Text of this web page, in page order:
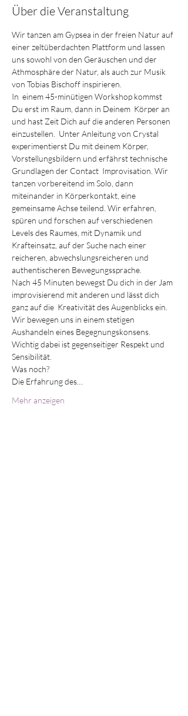
Über die Veranstaltung
Wir tanzen am Gypsea in der freien Natur auf
einer zeltüberdachten Plattform und lassen
uns sowohl von den Geräuschen und der
Athmosphäre der Natur, als auch zur Musik
von Tobias Bischoff inspirieren.
In  einem 45-minütigen Workshop kommst
Du erst im Raum, dann in Deinem  Körper an
und hast Zeit Dich auf die anderen Personen
einzustellen.  Unter Anleitung von Crystal
experimentierst Du mit deinem Körper,
Vorstellungsbildern und erfährst technische
Grundlagen der Contact  Improvisation. Wir
tanzen vorbereitend im Solo, dann
miteinander in Körperkontakt, eine
gemeinsame Achse teilend. Wir erfahren,
spüren und forschen auf verschiedenen
Levels des Raumes, mit Dynamik und
Krafteinsatz, auf der Suche nach einer
reicheren, abwechslungsreicheren und
authentischeren Bewegungssprache.
Nach 45 Minuten bewegst Du dich in der Jam
improvisierend mit anderen und lässt dich
ganz auf die  Kreativität des Augenblicks ein.
Wir bewegen uns in einem stetigen
Aushandeln eines Begegnungskonsens.
Wichtig dabei ist gegenseitiger Respekt und
Sensibilität.
Was noch?
Die Erfahrung des…
Mehr anzeigen